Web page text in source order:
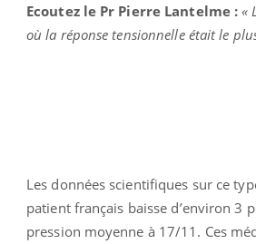
Ecoutez le Pr Pierre Lantelme :«
où la réponse tensionnelle était le
Les données scientifiques sur ce
patient français baisse d’environ 3
pression moyenne à 17/11. Ces